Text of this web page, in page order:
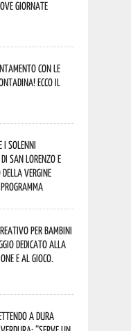
Giornate
con le
Ecco il
i solenni
San Lorenzo e
Vergine
per bambini
dedicato alla
e al gioco.
a dura